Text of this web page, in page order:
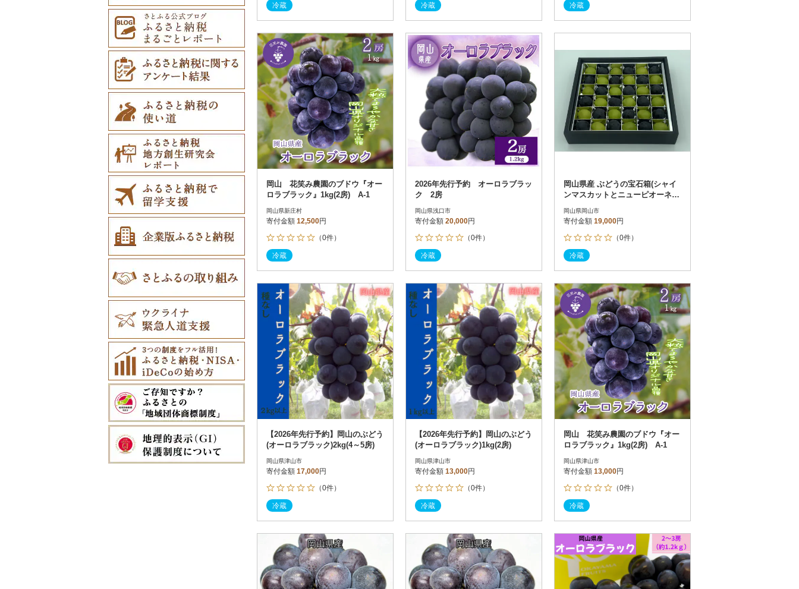
冷蔵 冷蔵 冷蔵
岡山 花笑み農園のブドウ『オー
ロラブラック』1kg(2房) A-1
岡山県新庄村
寄付金額 12,500円
（0件）
冷蔵
2026年先行予約 オーロラブラッ
ク 2房
岡山県浅口市
寄付金額 20,000円
（0件）
冷蔵
岡山県産 ぶどうの宝石箱(シャイ
ンマスカットとニューピオーネ又
岡山県岡山市
寄付金額 19,000円
（0件）
冷蔵
【2026年先行予約】岡山のぶどう
(オーロラブラック)2kg(4～5房)
岡山県津山市
寄付金額 17,000円
（0件）
冷蔵
【2026年先行予約】岡山のぶどう
(オーロラブラック)1kg(2房)
岡山県津山市
寄付金額 13,000円
（0件）
冷蔵
岡山 花笑み農園のブドウ『オー
ロラブラック』1kg(2房) A-1
岡山県津山市
寄付金額 13,000円
（0件）
冷蔵